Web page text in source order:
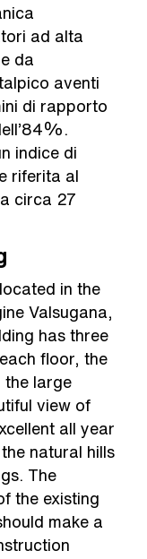
ad alta
da
aventi
di rapporto
indice di
riferita al
circa 27
in the
Valsugana,
has three
floor, the
the large
view of
all year
natural hills
The
the existing
make a